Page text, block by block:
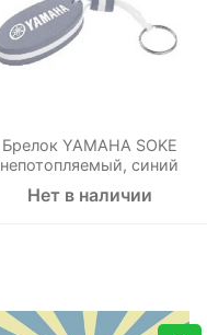
Брелок YAMAHA SOKE
непотопляемый, синий
Нет в наличии